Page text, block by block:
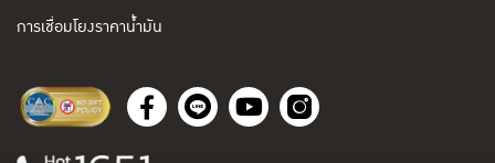
การเชื่อมโยงราคาน้ำมัน